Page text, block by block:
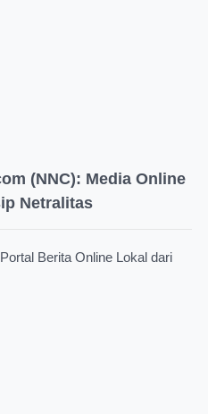
(NNC): Media Online
Netralitas